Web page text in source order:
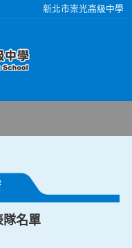
新北市崇光高級中學
隊名單